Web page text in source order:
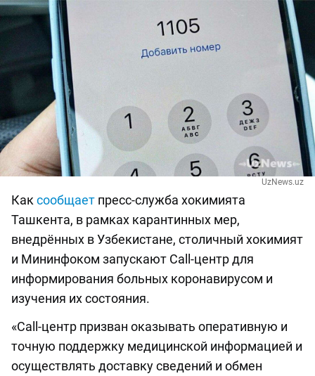
UzNews.uz
Каксообщает пресс-служба хокимията
Ташкента, в рамках карантинных мер,
внедрённых в Узбекистане, столичный хокимият
и Мининфоком запускают Call-центр для
информирования больных коронавирусом и
изучения их состояния.
«Call-центр призван оказывать оперативную и
точную поддержку медицинской информацией и
осуществлять доставку сведений и обмен